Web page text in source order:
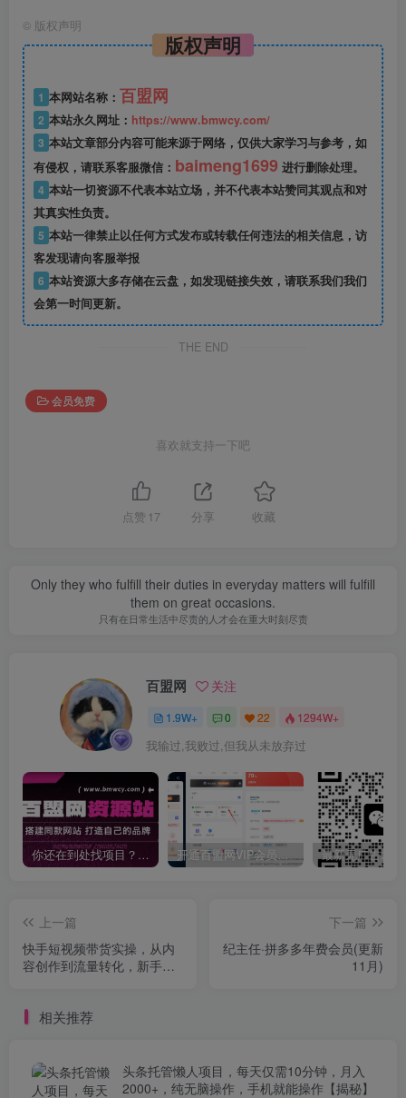
© 版权声明
版权声明
1 本网站名称： 百盟网
2 本站永久网址： https://www.bmwcy.com/
3 本站文章部分内容可能来源于网络，仅供大家学习与参考，如
有侵权，请联系客服微信： baimeng1699 进行删除处理。
4 本站一切资源不代表本站立场，并不代表本站赞同其观点和对
其真实性负责。
5 本站一律禁止以任何方式发布或转载任何违法的相关信息，访
客发现请向客服举报
6 本站资源大多存储在云盘，如发现链接失效，请联系我们我们
会第一时间更新。
THE END
会员免费
喜欢就支持一下吧
点赞 17 分享 收藏
Only they who fulfill their duties in everyday matters will fulfill
them on great occasions.
只有在日常生活中尽责的人才会在重大时刻尽责
百盟网 关注
1.9W+ 0 22 1294W+
我输过,我败过,但我从未放弃过
你还在到处找项目？还在当韭菜？我靠卖项目一个月收入5万+，曾经我也是个失败者。 开通百盟网VIP会员，尊享全站资源免费下载，享70%的推广提成！！【限时五折优惠】
上一篇
快手短视频带货实操，从内
容创作到流量转化，新手快
下一篇
纪主任·拼多多年费会员(更新
11月)
相关推荐
头条托管懒人项目，每天仅需10分钟，月入
2000+，纯无脑操作，手机就能操作【揭秘】